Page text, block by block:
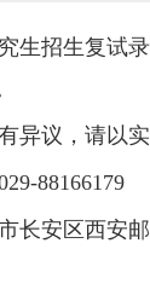
生招生复试
异议，请以
88166179
长安区西安